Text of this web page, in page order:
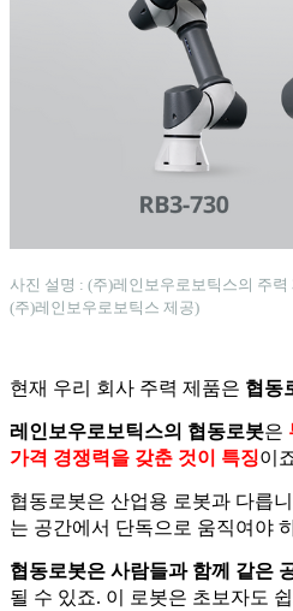
사진 설명 : (주)레인보우로보틱스의 주력
(주)레인보우로보틱스 제공)
현재 우리 회사 주력 제품은 협동
레인보우로보틱스의 협동로봇은
가격 경쟁력을 갖춘 것이 특징이
협동로봇은 산업용 로봇과 다릅
는 공간에서 단독으로 움직여야
협동로봇은 사람들과 함께 같은
될 수 있죠. 이 로봇은 초보자도